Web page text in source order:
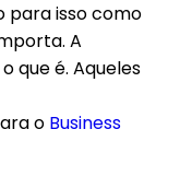
para isso como
A
que é. Aqueles
o Business